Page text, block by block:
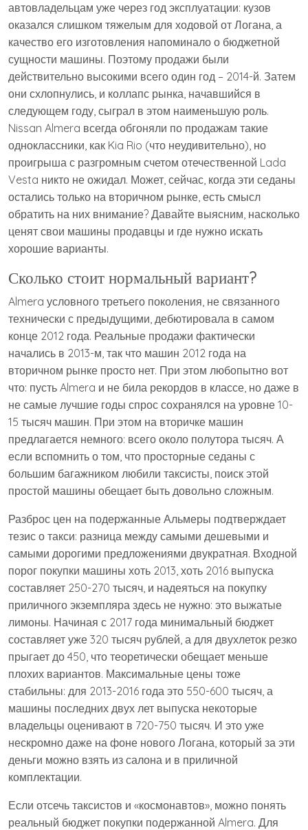
автовладельцам уже через год эксплуатации: кузов
оказался слишком тяжелым для ходовой от Логана, а
качество его изготовления напоминало о бюджетной
сущности машины. Поэтому продажи были
действительно высокими всего один год – 2014-й. Затем
они схлопнулись, и коллапс рынка, начавшийся в
следующем году, сыграл в этом наименьшую роль.
Nissan Almera всегда обгоняли по продажам такие
одноклассники, как Kia Rio (что неудивительно), но
проигрыша с разгромным счетом отечественной Lada
Vesta никто не ожидал. Может, сейчас, когда эти седаны
остались только на вторичном рынке, есть смысл
обратить на них внимание? Давайте выясним, насколько
ценят свои машины продавцы и где нужно искать
хорошие варианты.
Сколько стоит нормальный вариант?
Almera условного третьего поколения, не связанного
технически с предыдущими, дебютировала в самом
конце 2012 года. Реальные продажи фактически
начались в 2013-м, так что машин 2012 года на
вторичном рынке просто нет. При этом любопытно вот
что: пусть Almera и не била рекордов в классе, но даже в
не самые лучшие годы спрос сохранялся на уровне 10-
15 тысяч машин. При этом на вторичке машин
предлагается немного: всего около полутора тысяч. А
если вспомнить о том, что просторные седаны с
большим багажником любили таксисты, поиск этой
простой машины обещает быть довольно сложным.
Разброс цен на подержанные Альмеры подтверждает
тезис о такси: разница между самыми дешевыми и
самыми дорогими предложениями двукратная. Входной
порог покупки машины хоть 2013, хоть 2016 выпуска
составляет 250-270 тысяч, и надеяться на покупку
приличного экземпляра здесь не нужно: это выжатые
лимоны. Начиная с 2017 года минимальный бюджет
составляет уже 320 тысяч рублей, а для двухлеток резко
прыгает до 450, что теоретически обещает меньше
плохих вариантов. Максимальные цены тоже
стабильны: для 2013-2016 года это 550-600 тысяч, а
машины последних двух лет выпуска некоторые
владельцы оценивают в 720-750 тысяч. И это уже
нескромно даже на фоне нового Логана, который за эти
деньги можно взять из салона и в приличной
комплектации.
Если отсечь таксистов и «космонавтов», можно понять
реальный бюджет покупки подержанной Almera. Для